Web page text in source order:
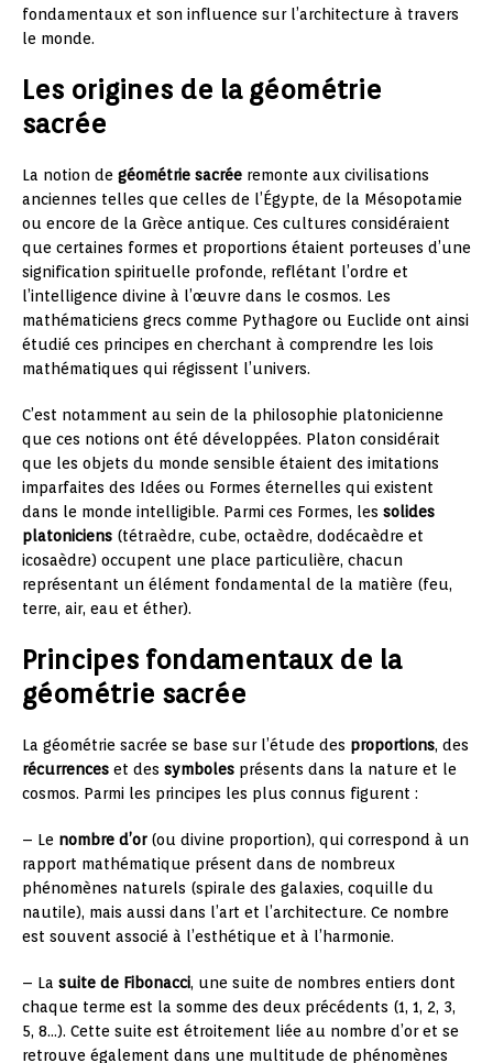
fondamentaux et son influence sur l’architecture à travers
le monde.
Les origines de la géométrie
sacrée
La notion de géométrie sacrée remonte aux civilisations
anciennes telles que celles de l’Égypte, de la Mésopotamie
ou encore de la Grèce antique. Ces cultures considéraient
que certaines formes et proportions étaient porteuses d’une
signification spirituelle profonde, reflétant l’ordre et
l’intelligence divine à l’œuvre dans le cosmos. Les
mathématiciens grecs comme Pythagore ou Euclide ont ainsi
étudié ces principes en cherchant à comprendre les lois
mathématiques qui régissent l’univers.
C’est notamment au sein de la philosophie platonicienne
que ces notions ont été développées. Platon considérait
que les objets du monde sensible étaient des imitations
imparfaites des Idées ou Formes éternelles qui existent
dans le monde intelligible. Parmi ces Formes, les solides
platoniciens (tétraèdre, cube, octaèdre, dodécaèdre et
icosaèdre) occupent une place particulière, chacun
représentant un élément fondamental de la matière (feu,
terre, air, eau et éther).
Principes fondamentaux de la
géométrie sacrée
La géométrie sacrée se base sur l’étude des proportions, des
récurrences et des symboles présents dans la nature et le
cosmos. Parmi les principes les plus connus figurent :
– Le nombre d’or(ou divine proportion), qui correspond à un
rapport mathématique présent dans de nombreux
phénomènes naturels (spirale des galaxies, coquille du
nautile), mais aussi dans l’art et l’architecture. Ce nombre
est souvent associé à l’esthétique et à l’harmonie.
– La suite de Fibonacci, une suite de nombres entiers dont
chaque terme est la somme des deux précédents (1, 1, 2, 3,
5, 8…). Cette suite est étroitement liée au nombre d’or et se
retrouve également dans une multitude de phénomènes